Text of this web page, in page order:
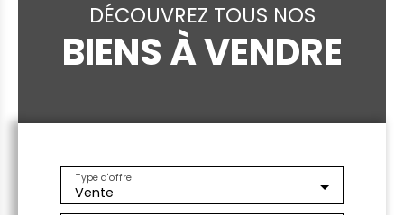
ACHETER VENDRE LOUER FAIRE GÉRER
LES CONSEILS IMMO ESTIMER MON BIEN
DÉCOUVREZ TOUS NOS
BIENS À VENDRE
Vente
Type d'offre